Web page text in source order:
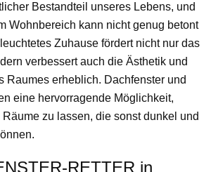
Bestandteil unseres Lebens, und
Wohnbereich kann nicht genug betont
Zuhause fördert nicht nur das
verbessert auch die Ästhetik und
Raumes erheblich. Dachfenster und
eine hervorragende Möglichkeit,
zu lassen, die sonst dunkel und
RETTER in